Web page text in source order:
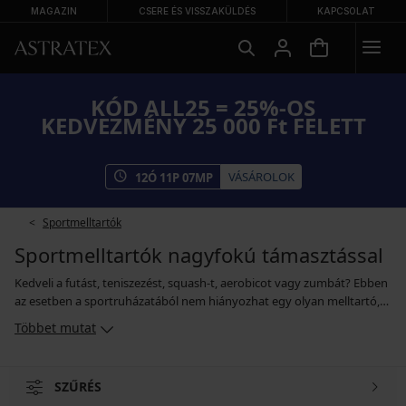
MAGAZIN CSERE ÉS VISSZAKÜLDÉS KAPCSOLAT
KÓD ALL25 = 25%-OS
KEDVEZMÉNY 25 000 Ft FELETT
12Ó 11P06MP VÁSÁROLOK
Sportmelltartók
Sportmelltartók nagyfokú támasztással
Kedveli a futást, teniszezést, squash-t, aerobicot vagy zumbát? Ebben
az esetben a sportruházatából nem hiányozhat egy olyan melltartó,
amely a legnagyobb fizikai igénybevétellel járó mozgás mellett is
megfelelő támasztást biztosít a kebleinek. A melltartó akár 70%-os
megelőzhető a hátfájás, illetve a kellemetlen benyomódások
Többet mutat
SZŰRÉS